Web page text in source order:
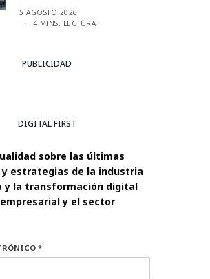
5 AGOSTO 2026
4 MINS. LECTURA
PUBLICIDAD
DIGITAL FIRST
sobre las últimas
estrategias de la industria
y la transformación digital
y el sector
*